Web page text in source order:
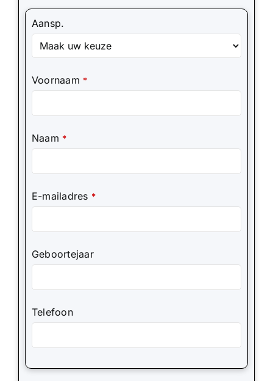
Aansp.
Voornaam *
Naam *
E-mailadres *
Geboortejaar
Telefoon